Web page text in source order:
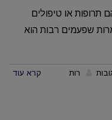
תרופות או טיפולים
שפעמים רבות הוא
רות קרא עוד